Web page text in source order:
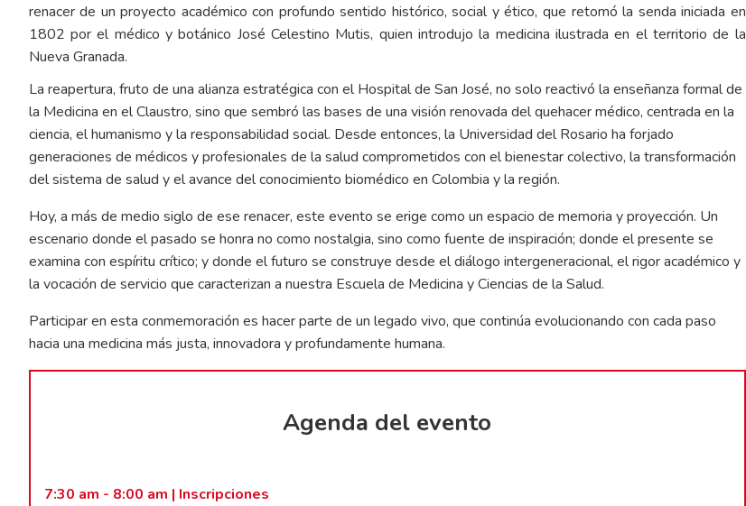
renacer de un proyecto académico con profundo sentido histórico, social y ético, que retomó la senda iniciada en
1802 por el médico y botánico José Celestino Mutis, quien introdujo la medicina ilustrada en el territorio de la
Nueva Granada.
La reapertura, fruto de una alianza estratégica con el Hospital de San José, no solo reactivó la enseñanza formal de
la Medicina en el Claustro, sino que sembró las bases de una visión renovada del quehacer médico, centrada en la
ciencia, el humanismo y la responsabilidad social. Desde entonces, la Universidad del Rosario ha forjado
generaciones de médicos y profesionales de la salud comprometidos con el bienestar colectivo, la transformación
del sistema de salud y el avance del conocimiento biomédico en Colombia y la región.
Hoy, a más de medio siglo de ese renacer, este evento se erige como un espacio de memoria y proyección. Un
escenario donde el pasado se honra no como nostalgia, sino como fuente de inspiración; donde el presente se
examina con espíritu crítico; y donde el futuro se construye desde el diálogo intergeneracional, el rigor académico y
la vocación de servicio que caracterizan a nuestra Escuela de Medicina y Ciencias de la Salud.
Participar en esta conmemoración es hacer parte de un legado vivo, que continúa evolucionando con cada paso
hacia una medicina más justa, innovadora y profundamente humana.
Agenda del evento
7:30 am - 8:00 am | Inscripciones